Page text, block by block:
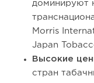
доминируют
Morris
Japan
Высокие
стран